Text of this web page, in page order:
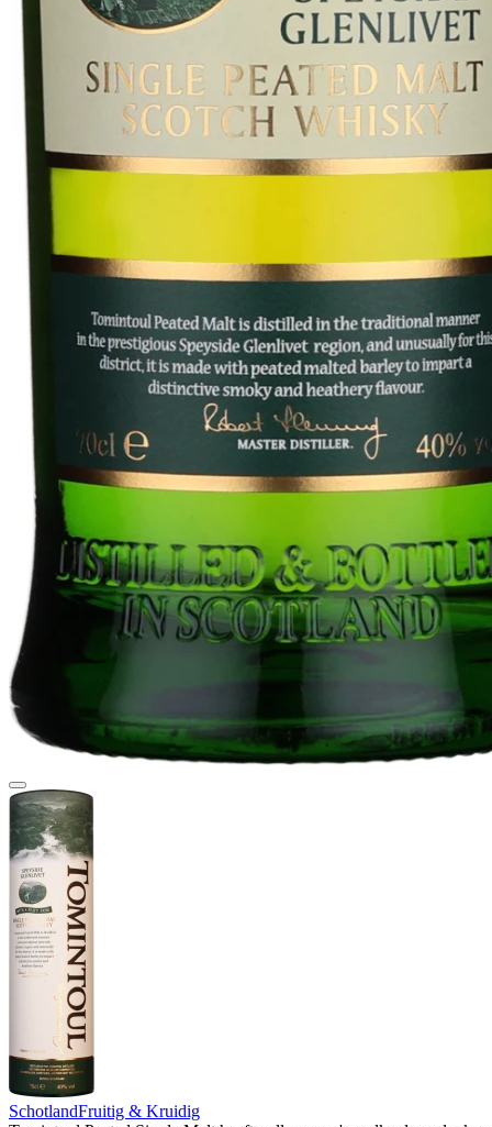
SchotlandFruitig & Kruidig